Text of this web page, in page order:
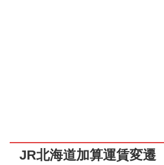
JR北海道加算運賃変遷